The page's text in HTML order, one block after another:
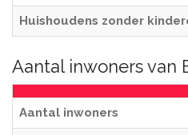
Huishoudens zonder
Aantal inwoners van
Aantal inwoners